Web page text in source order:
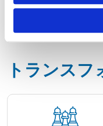
現場で検証され
トランス